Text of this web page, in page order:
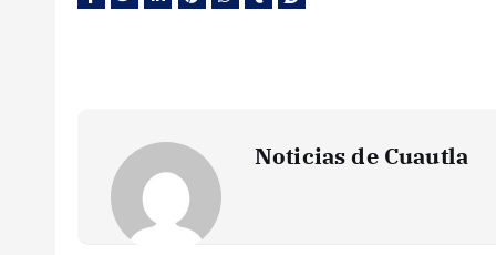
Noticias de Cuautla